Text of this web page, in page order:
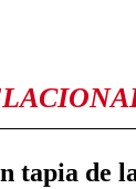
tapia de